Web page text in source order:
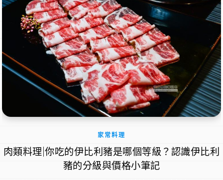
家常料理
肉類料理|你吃的伊比利豬是哪個等級？認識伊比利
豬的分級與價格小筆記